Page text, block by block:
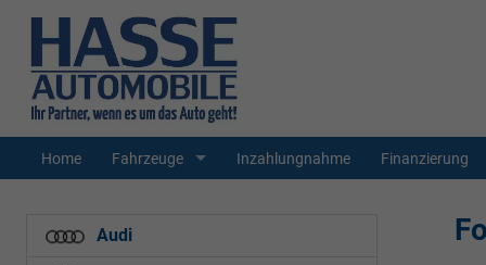
Home Fahrzeuge Inzahlungnahme Finanzierung
Audi